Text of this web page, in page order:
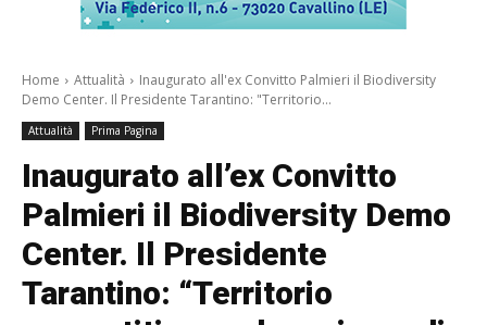
Home Attualità
Inaugurato all'ex Convitto Palmieri il Biodiversity
Demo Center. Il Presidente Tarantino: "Territorio...
Attualità Prima Pagina
Inaugurato all’ex Convitto
Palmieri il Biodiversity Demo
Center. Il Presidente
Tarantino: “Territorio